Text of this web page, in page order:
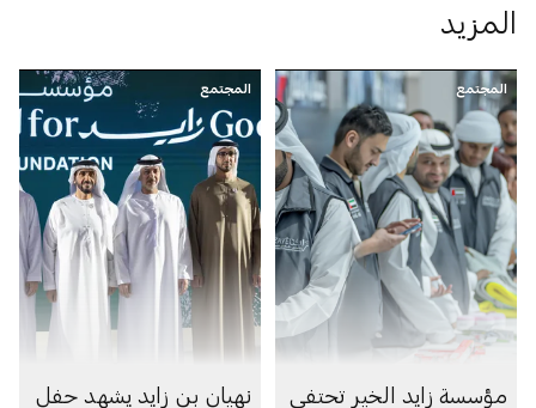
المزيد
المجتمع
مؤسسة زايد الخير تحتفي
المجتمع
نهيان بن زايد يشهد حفل